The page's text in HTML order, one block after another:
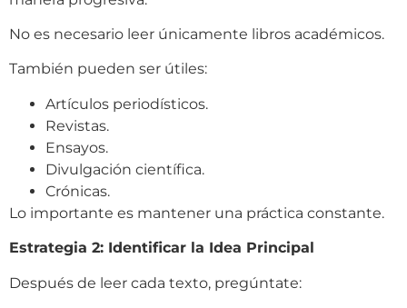
No es necesario leer únicamente libros académicos.
También pueden ser útiles:
Artículos periodísticos.
Revistas.
Ensayos.
Divulgación científica.
Crónicas.
Lo importante es mantener una práctica constante.
Estrategia 2: Identificar la Idea Principal
Después de leer cada texto, pregúntate: